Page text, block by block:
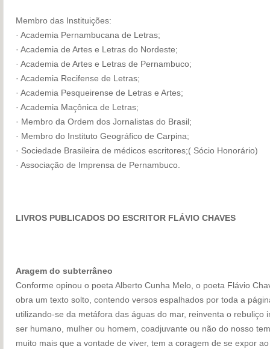
Membro das Instituições:
· Academia Pernambucana de Letras;
· Academia de Artes e Letras do Nordeste;
· Academia de Artes e Letras de Pernambuco;
· Academia Recifense de Letras;
· Academia Pesqueirense de Letras e Artes;
· Academia Maçônica de Letras;
· Membro da Ordem dos Jornalistas do Brasil;
· Membro do Instituto Geográfico de Carpina;
· Sociedade Brasileira de médicos escritores;( Sócio Honorário)
· Associação de Imprensa de Pernambuco.
LIVROS PUBLICADOS DO ESCRITOR FLÁVIO CHAVES
Aragem do subterrâneo
Conforme opinou o poeta Alberto Cunha Melo, o poeta Flávio
obra um texto solto, contendo versos espalhados por toda a
utilizando-se da metáfora das águas do mar, reinventa o rebuliço
ser humano, mulher ou homem, coadjuvante ou não do nosso
muito mais que a vontade de viver, tem a coragem de se expor